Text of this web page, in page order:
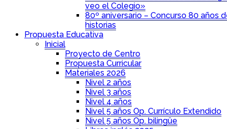
veo el Colegio»
80º aniversario – Concurso 80 años
historias
Propuesta Educativa
Inicial
Proyecto de Centro
Propuesta Curricular
Materiales 2026
Nivel 2 años
Nivel 3 años
Nivel 4 años
Nivel 5 años Op. Currículo Extendido
Nivel 5 años Op. bilingüe